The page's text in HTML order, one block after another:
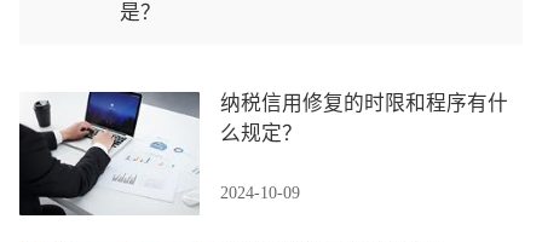
是？
纳税信用修复的时限和程序有什
么规定？
2024-10-09